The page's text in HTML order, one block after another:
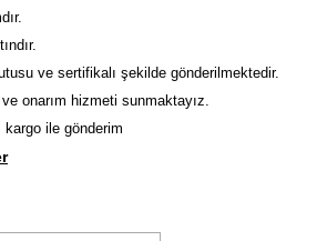
ve sertifikalı şekilde gönderilmektedir.
onarım hizmeti sunmaktayız.
kargo ile gönderim